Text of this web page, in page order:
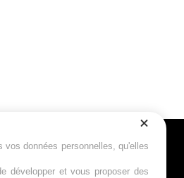
données personnelles, qu'elles
développer et vous proposer des